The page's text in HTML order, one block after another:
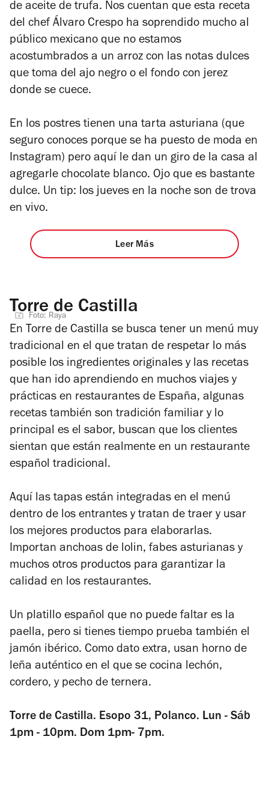
de aceite de trufa. Nos cuentan que esta receta
del chef Álvaro Crespo ha soprendido mucho al
público mexicano que no estamos
acostumbrados a un arroz con las notas dulces
que toma del ajo negro o el fondo con jerez
donde se cuece.
En los postres tienen una tarta asturiana (que
seguro conoces porque se ha puesto de moda en
Instagram) pero aquí le dan un giro de la casa al
agregarle chocolate blanco. Ojo que es bastante
dulce. Un tip: los jueves en la noche son de trova
en vivo.
Leer Más
Torre de Castilla
Foto: Raya
En Torre de Castilla se busca tener un menú muy
tradicional en el que tratan de respetar lo más
posible los ingredientes originales y las recetas
que han ido aprendiendo en muchos viajes y
prácticas en restaurantes de España, algunas
recetas también son tradición familiar y lo
principal es el sabor, buscan que los clientes
sientan que están realmente en un restaurante
español tradicional.
Aquí las tapas están integradas en el menú
dentro de los entrantes y tratan de traer y usar
los mejores productos para elaborarlas.
Importan anchoas de lolin, fabes asturianas y
muchos otros productos para garantizar la
calidad en los restaurantes.
Un platillo español que no puede faltar es la
paella, pero si tienes tiempo prueba también el
jamón ibérico. Como dato extra, usan horno de
leña auténtico en el que se cocina lechón,
cordero, y pecho de ternera.
Torre de Castilla. Esopo 31, Polanco. Lun - Sáb
1pm - 10pm. Dom 1pm- 7pm.